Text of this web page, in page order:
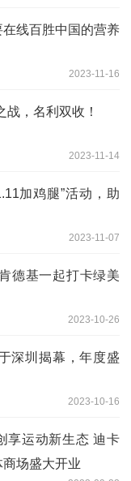
线百胜中国的营养
2023-11-16
战，名利双收！
2023-11-14
加鸡腿”活动，助
2023-11-07
德基一起打卡绿美
2023-10-26
深圳揭幕，年度盛
2023-10-16
享运动新生态 迪卡
场盛大开业